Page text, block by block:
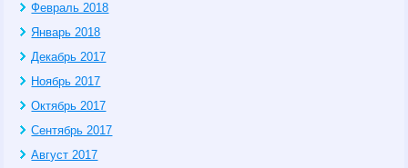
Февраль 2018
Январь 2018
Декабрь 2017
Ноябрь 2017
Октябрь 2017
Сентябрь 2017
Август 2017